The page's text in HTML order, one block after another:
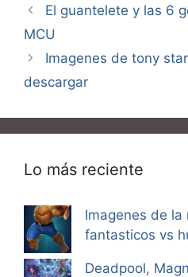
El guantelete y las 6
MCU
Imagenes de tony
descargar
Lo más reciente
Imagenes de la
fantasticos vs
Deadpool,